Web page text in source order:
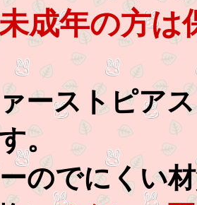
成年の方は
ーストピア
。
のでにくい